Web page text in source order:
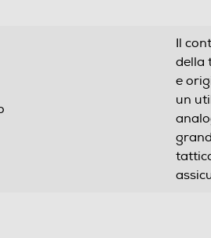
Il
della
e
un